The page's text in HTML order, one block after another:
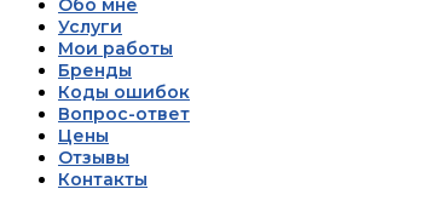
Обо мне
Услуги
Мои работы
Бренды
Коды ошибок
Вопрос-ответ
Цены
Отзывы
Контакты